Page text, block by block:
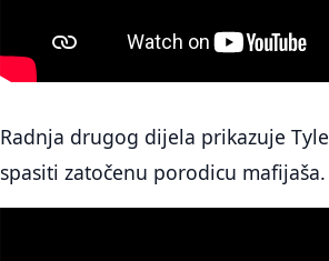
Radnja drugog dijela prikazuje
spasiti zatočenu porodicu mafijaša.